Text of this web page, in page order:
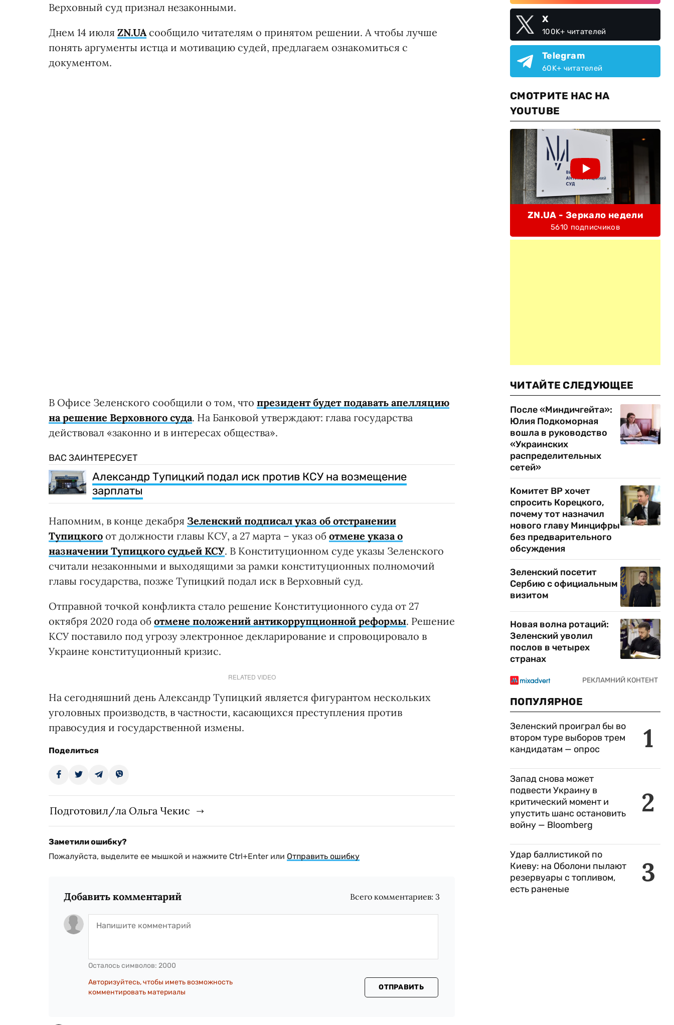
Верховный суд признал незаконными.
Днем 14 июля ZN.UAсообщило читателям о принятом решении. А чтобы лучше
понять аргументы истца и мотивацию судей, предлагаем ознакомиться с
документом.
В Офисе Зеленского сообщили о том, что президент будет подавать апелляцию
на решение Верховного суда. На Банковой утверждают: глава государства
действовал «законно и в интересах общества».
ВАС ЗАИНТЕРЕСУЕТ
Александр Тупицкий подал иск против КСУ на возмещение
зарплаты
Напомним, в конце декабря Зеленский подписал указ об отстранении
Тупицкого от должности главы КСУ, а 27 марта – указ об отмене указа о
назначении Тупицкого судьей КСУ. В Конституционном суде указы Зеленского
считали незаконными и выходящими за рамки конституционных полномочий
главы государства, позже Тупицкий подал иск в Верховный суд.
Отправной точкой конфликта стало решение Конституционного суда от 27
октября 2020 года об отмене положений антикоррупционной реформы. Решение
КСУ поставило под угрозу электронное декларирование и спровоцировало в
Украине конституционный кризис.
RELATED VIDEO
На сегодняшний день Александр Тупицкий является фигурантом нескольких
уголовных производств, в частности, касающихся преступления против
правосудия и государственной измены.
Поделиться
Подготовил/ла Ольга Чекис
Заметили ошибку?
Пожалуйста, выделите ее мышкой и нажмите Ctrl+Enter или Отправить ошибку
Добавить комментарий Всего комментариев:3
Осталось символов: 2000
Авторизуйтесь, чтобы иметь возможность
комментировать материалы
ОТПРАВИТЬ
X
100K+ читателей
Telegram
60K+ читателей
СМОТРИТЕ НАС НА
YOUTUBE
ZN.UA - Зеркало недели
5610 подписчиков
ЧИТАЙТЕ СЛЕДУЮЩЕЕ
После «Миндичгейта»:
Юлия Подкоморная
вошла в руководство
«Украинских
распределительных
сетей»
Комитет ВР хочет
спросить Корецкого,
почему тот назначил
нового главу Минцифры
без предварительного
обсуждения
Зеленский посетит
Сербию с официальным
визитом
Новая волна ротаций:
Зеленский уволил
послов в четырех
странах
ПОПУЛЯРНОЕ
1
Зеленский проиграл бы во
втором туре выборов трем
кандидатам — опрос
2
Запад снова может
подвести Украину в
критический момент и
упустить шанс остановить
войну — Bloomberg
3
Удар баллистикой по
Киеву: на Оболони пылают
резервуары с топливом,
есть раненые